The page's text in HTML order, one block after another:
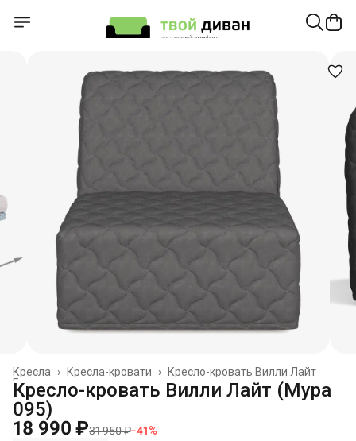
Кресло-кровать Вилли Лайт
Кресла-кровати ›
Кресла
›
Главная
Кресло-кровать Вилли Лайт (Мура
095)
18 990 ₽31 950 ₽−41%